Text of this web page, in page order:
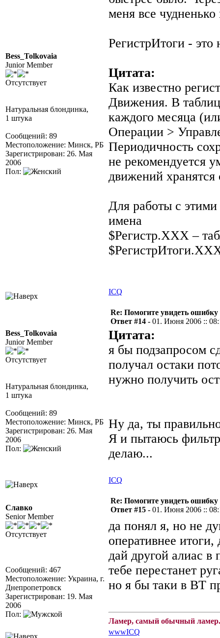
Bess_Tolkovaia
Junior Member
Отсутствует
Натуральная блондинка,
1 штука
Сообщений: 89
Местоположение: Минск, РБ
Зарегистрирован: 26. Мая
2006
Пол:
меня все чудненько
РегистрИтоги - это
Цитата:
Как известно
Движения. В
каждого месяца
Операции >
Периодичность
не рекомендуется
движений хранятся
Для работы с
имена
$Регистр.ХХХ –
ICQ
Bess_Tolkovaia
Junior Member
Отсутствует
Натуральная блондинка,
1 штука
Сообщений: 89
Местоположение: Минск, РБ
Зарегистрирован: 26. Мая
2006
Пол:
Re: Помогите увидеть ошибку
Ответ #14 - 01. Июня 2006 ::
Цитата:
я бы подзапросом
получал остаки
нужно получить
Ну да, ты
Я и пытаюсь
делаю...
ICQ
Славко
Senior Member
Отсутствует
Сообщений: 467
Местоположение: Украина, г.
Днепропетровск
Зарегистрирован: 19. Мая
2006
Пол:
Re: Помогите увидеть ошибку
Ответ #15 - 01. Июня 2006 ::
да понял я, но не
оперативнее итоги,
дай другой алиас в
тебе перестанет
но я бы таки в ВТ
Ламер, самый обычный
wwwICQ